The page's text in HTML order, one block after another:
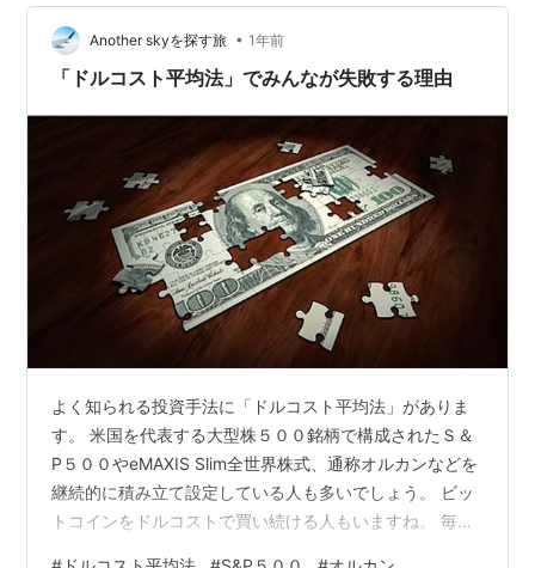
う方も多いと思います。 何と言っても、今年のテスラの
成長は凄かったですから・・・ 当然S&P５００に入って
いると思うと思います。 実は一度、採用されかけたので
Another skyを探す旅 • 1年前
「ドルコスト平均法」でみんなが失敗する理由
よく知られる投資手法に「ドルコスト平均法」がありま
す。 米国を代表する大型株５００銘柄で構成されたＳ＆
P５００やeMAXIS Slim全世界株式、通称オルカンなどを
継続的に積み立て設定している人も多いでしょう。 ビッ
トコインをドルコストで買い続ける人もいますね。 毎月